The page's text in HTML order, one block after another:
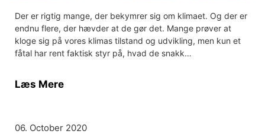
Der er rigtig mange, der bekymrer sig om klimaet. Og der er
endnu flere, der hævder at de gør det. Mange prøver at
kloge sig på vores klimas tilstand og udvikling, men kun et
fåtal har rent faktisk styr på, hvad de snakk…
Læs Mere
06. October 2020